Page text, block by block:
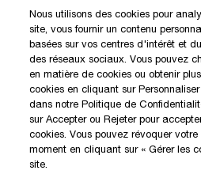
DÉCOUVREZ NOS NOUVEAUTÉS
BOUTIQUES KILIAN
Vous pouvez vous désabonner à tout
chaque communication que nous
données pour vous envoyer des
des analyses. Pour plus
de Confidentialité.
Nous utilisons des cookies pour
site, vous fournir un contenu
basées sur vos centres d'intérêt et
des réseaux sociaux. Vous pouvez
en matière de cookies ou obtenir
cookies en cliquant sur
dans notre Politique de
sur Accepter ou Rejeter pour
cookies. Vous pouvez révoquer
moment en cliquant sur « Gérer les
site.